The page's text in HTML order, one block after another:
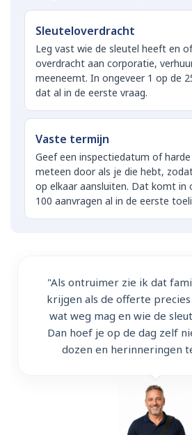
Sleuteloverdracht
Leg vast wie de sleutel heeft en
overdracht aan corporatie,
meeneemt. In ongeveer 1 op de
dat al in de eerste vraag.
Vaste termijn
Geef een inspectiedatum of
meteen door als je die hebt,
op elkaar aansluiten. Dat komt in
100 aanvragen al in de eerste
"Als ontruimer zie ik dat
krijgen als de offerte
wat weg mag en wie de
Dan hoef je op de dag zelf
dozen en herinneringen